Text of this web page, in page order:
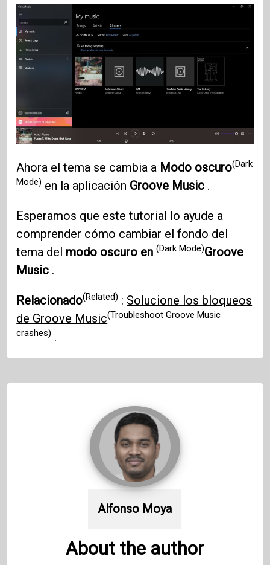
Ahora el tema se cambia a Modo oscuro(Dark
Mode) en la aplicación Groove Music .
Esperamos que este tutorial lo ayude a
comprender cómo cambiar el fondo del
tema del modo oscuro en(Dark Mode)Groove
Music .
Relacionado(Related) : Solucione los bloqueos
de Groove Music(Troubleshoot Groove Music
crashes) .
Alfonso Moya
About the author